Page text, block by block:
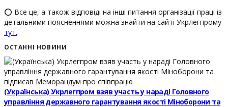
⭕️ Все це, а також відповіді на інші питання організації праці із
детальними поясненнями можна знайти на сайті Укрлегпрому
тут.
ОСТАННІ НОВИНИ
(Українська) Укрлегпром взяв участь у нараді Головного
управління державного гарантування якості Міноборони та